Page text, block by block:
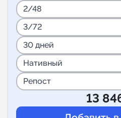
2/48
3/72
30 дней
Нативный
Репост
13